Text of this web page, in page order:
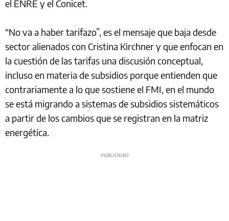
el ENRE y el Conicet.
“No va a haber tarifazo”, es el mensaje que baja desde
sector alienados con Cristina Kirchner y que enfocan en
la cuestión de las tarifas una discusión conceptual,
incluso en materia de subsidios porque entienden que
contrariamente a lo que sostiene el FMI, en el mundo
se está migrando a sistemas de subsidios sistemáticos
a partir de los cambios que se registran en la matriz
energética.